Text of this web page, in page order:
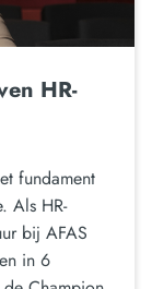
HR-
fundament
Als HR-
bij AFAS
in 6